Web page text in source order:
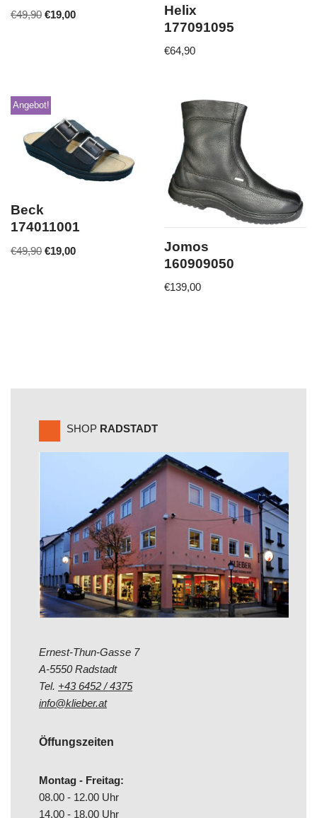
€49,90 €19,00
Helix
177091095
€64,90
Angebot!
Beck
174011001
€49,90 €19,00
Jomos
160909050
€139,00
SHOP RADSTADT
Ernest-Thun-Gasse 7
A-5550 Radstadt
Tel. +43 6452 / 4375
info@klieber.at
Öffungszeiten
Montag - Freitag:
08.00 - 12.00 Uhr
14.00 - 18.00 Uhr